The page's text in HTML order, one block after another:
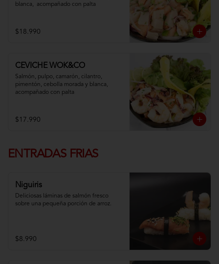
blanca,  acompañado con palta
$18.990
CEVICHE WOK&CO
Salmón, pulpo, camarón, cilantro,
pimentón, cebolla morada y blanca,
acompañado con palta
$17.990
ENTRADAS FRIAS
Niguiris
Deliciosas láminas de salmón fresco
sobre una pequeña porción de arroz.
$8.990